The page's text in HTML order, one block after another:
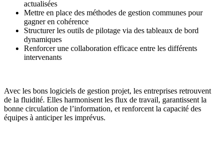
actualisées
Mettre en place des méthodes de gestion communes pour
gagner en cohérence
Structurer les outils de pilotage via des tableaux de bord
dynamiques
Renforcer une collaboration efficace entre les différents
intervenants
Avec les bons logiciels de gestion projet, les entreprises retrouvent
de la fluidité. Elles harmonisent les flux de travail, garantissent la
bonne circulation de l’information, et renforcent la capacité des
équipes à anticiper les imprévus.